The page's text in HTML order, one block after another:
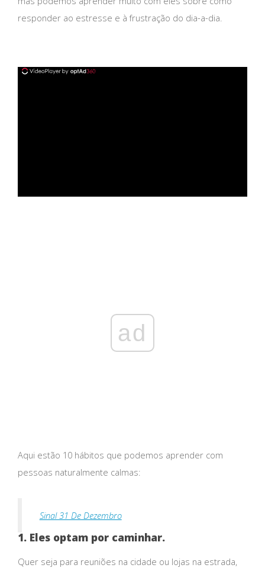
responder ao estresse e à frustração do dia-a-dia.
ad
Aqui estão 10 hábitos que podemos aprender com
pessoas naturalmente calmas:
Sinal 31 De Dezembro
1. Eles optam por caminhar.
Quer seja para reuniões na cidade ou lojas na estrada,